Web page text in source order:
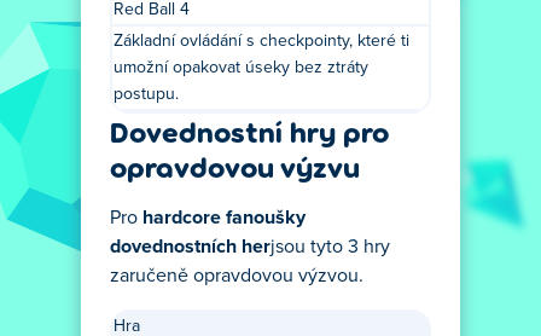
Red Ball 4
Základní ovládání s checkpointy, které ti
umožní opakovat úseky bez ztráty
postupu.
Dovednostní hry pro
opravdovou výzvu
Pro hardcore fanoušky
dovednostních herjsou tyto 3 hry
zaručeně opravdovou výzvou.
Hra